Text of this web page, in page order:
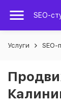
SEO-
Услуги SEO-